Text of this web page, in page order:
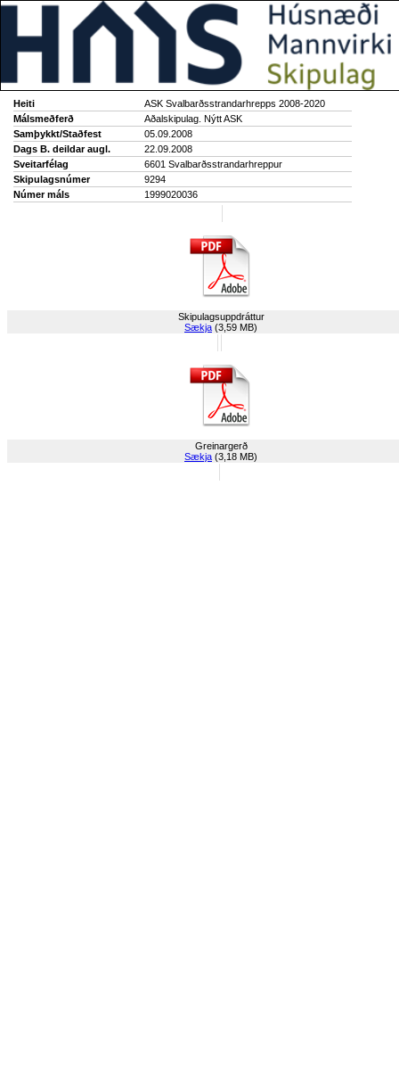
Heiti
ASK Svalbarðsstrandarhrepps 2008-2020
Málsmeðferð
Aðalskipulag. Nýtt ASK
Samþykkt/Staðfest
05.09.2008
Dags B. deildar augl.
22.09.2008
Sveitarfélag
6601 Svalbarðsstrandarhreppur
Skipulagsnúmer
9294
Númer máls
1999020036
Skipulagsuppdráttur
Sækja (3,59 MB)
Greinargerð
Sækja (3,18 MB)